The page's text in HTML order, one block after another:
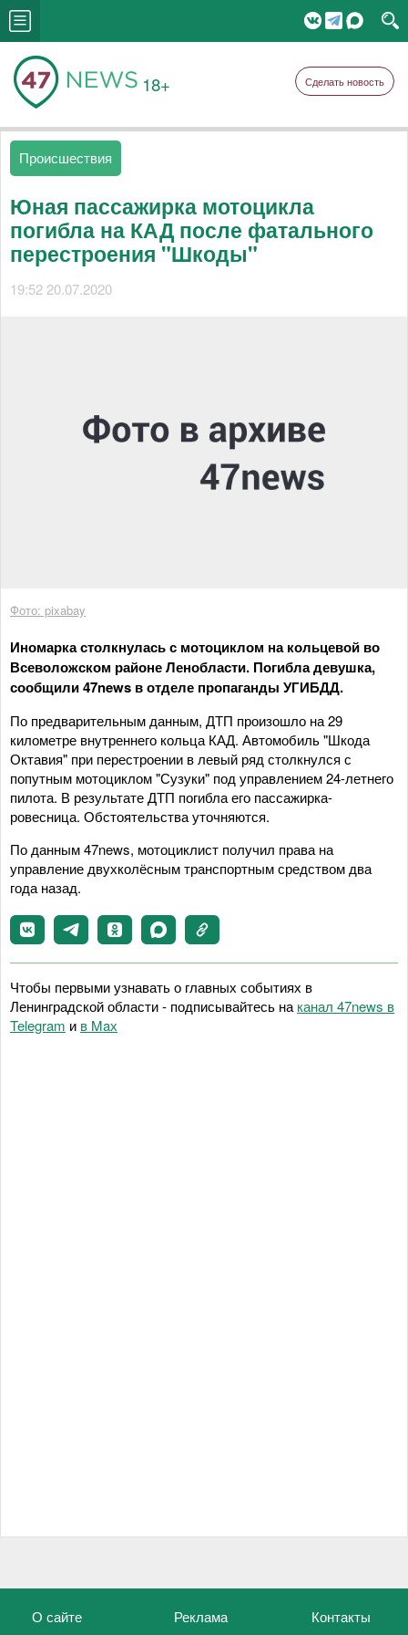
18+ Сделать новость
Происшествия
Юная пассажирка мотоцикла
погибла на КАД после фатального
перестроения "Шкоды"
19:52 20.07.2020
Фото: pixabay
Иномарка столкнулась с мотоциклом на кольцевой во
Всеволожском районе Ленобласти. Погибла девушка,
сообщили 47news в отделе пропаганды УГИБДД.
По предварительным данным, ДТП произошло на 29
километре внутреннего кольца КАД. Автомобиль "Шкода
Октавия" при перестроении в левый ряд столкнулся с
попутным мотоциклом "Сузуки" под управлением 24-летнего
пилота. В результате ДТП погибла его пассажирка-
ровесница. Обстоятельства уточняются.
По данным 47news, мотоциклист получил права на
управление двухколёсным транспортным средством два
года назад.
Чтобы первыми узнавать о главных событиях в
Ленинградской области - подписывайтесь на канал 47news в
Telegram и в Maх
О сайте Реклама Контакты